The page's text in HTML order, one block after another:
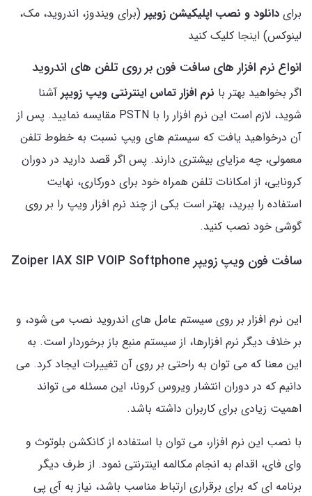
برای دانلود و نصب اپلیکیشن زویپر (برای ویندوز، اندروید، مک،
لینوکس) اینجا کلیک کنید
انواع نرم افزار های سافت فون بر روی تلفن های اندروید
اگر بخواهید بهتر با نرم افزار تماس اینترنتی ویپ زویپر آشنا
شوید، لازم است این نرم افزار را با PSTN مقایسه نمایید. پس از
آن درخواهید یافت که سیستم های ویپ نسبت به خطوط تلفن
معمولی، چه مزایای بیشتری دارند. پس اگر قصد دارید در دوران
کرونایی، از امکانات تلفن همراه خود برای دورکاری، نهایت
استفاده را ببرید، بهتر است یکی از چند نرم افزار ویپ را بر روی
گوشی خود نصب کنید.
سافت فون ویپ زویپر Zoiper IAX SIP VOIP Softphone
این نرم افزار بر روی سیستم عامل های اندروید نصب می شود، و
بر خلاف دیگر نرم افزارها، از سیستم منبع باز برخوردار است. به
این معنا که می توان به راحتی بر روی آن تغییرات ایجاد کرد. می
دانیم که در دوران انتشار ویروس کرونا، این مسئله می تواند
اهمیت زیادی برای کاربران داشته باشد.
با نصب این نرم افزار، می توان با استفاده از کانکشن بلوتوث و
وای فای، اقدام به انجام مکالمه اینترنتی نمود. از طرف دیگر
برنامه ای که برای برقراری ارتباط مناسب باشد، نیاز به آی پی